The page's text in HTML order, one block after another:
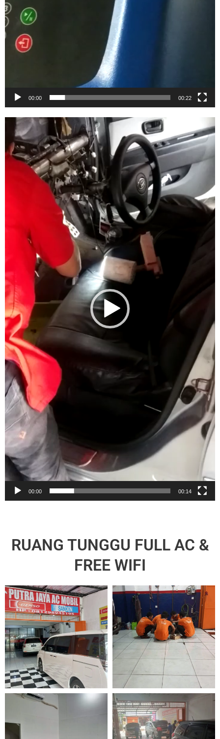
00:00 00:22
Video
Player
00:00 00:14
RUANG TUNGGU FULL AC &
FREE WIFI